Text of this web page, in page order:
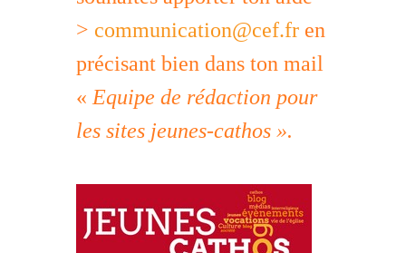
> communication@cef.fr en
précisant bien dans ton mail
« Equipe de rédaction pour
les sites jeunes-cathos ».